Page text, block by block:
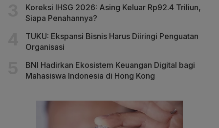
Koreksi IHSG 2026: Asing Keluar Rp92.4 Triliun,
Siapa Penahannya?
TUKU: Ekspansi Bisnis Harus Diiringi Penguatan
Organisasi
BNI Hadirkan Ekosistem Keuangan Digital bagi
Mahasiswa Indonesia di Hong Kong